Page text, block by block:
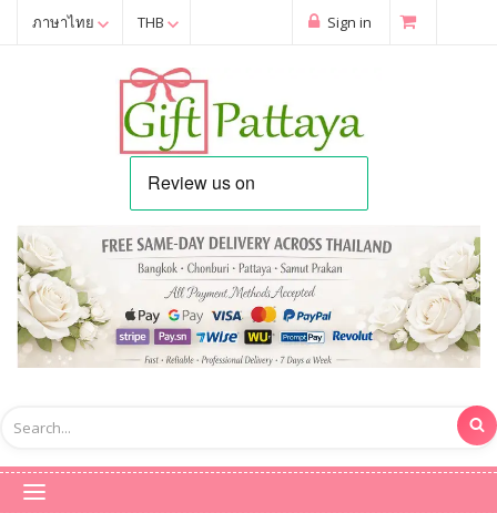
ภาษาไทย THB Sign in